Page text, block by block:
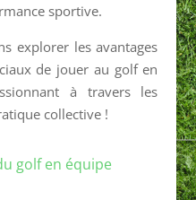
sportive.
explorer les avantages
de jouer au golf en
à travers les
collective !
golf en équipe